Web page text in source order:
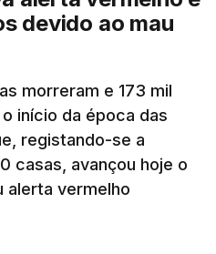
devido ao mau
morreram e 173 mil
início da época das
registando-se a
casas, avançou hoje o
alerta vermelho